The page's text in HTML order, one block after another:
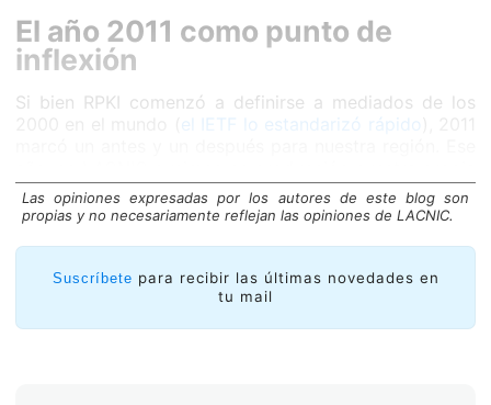
El año 2011 como punto de
inflexión
Si bien RPKI comenzó a definirse a mediados de los
el IETF lo estandarizó rápido
infraestructura RPKI, apoyándonos en código
desarrollado por RIPE NCC.
Las opiniones expresadas por los autores de este blog son
propias y no necesariamente reflejan las opiniones de LACNIC.
Suscríbete para recibir las últimas novedades en
tu mail